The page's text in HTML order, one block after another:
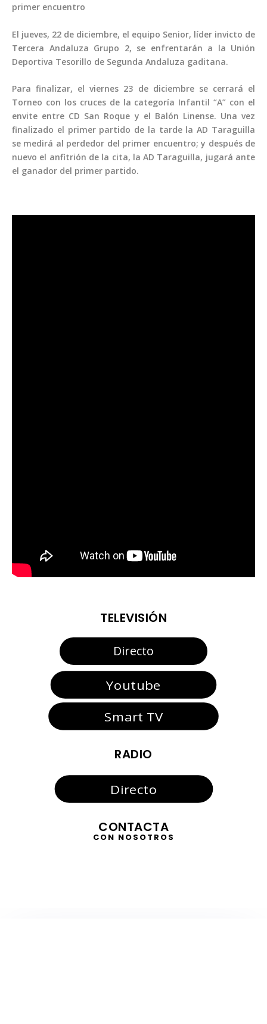
primer encuentro
El jueves, 22 de diciembre, el equipo Senior, líder invicto de
Tercera Andaluza Grupo 2, se enfrentarán a la Unión
Deportiva Tesorillo de Segunda Andaluza gaditana.
Para finalizar, el viernes 23 de diciembre se cerrará el
Torneo con los cruces de la categoría Infantil “A” con el
envite entre CD San Roque y el Balón Linense. Una vez
finalizado el primer partido de la tarde la AD Taraguilla
se medirá al perdedor del primer encuentro; y después de
nuevo el anfitrión de la cita, la AD Taraguilla, jugará ante
el ganador del primer partido.
TELEVISIÓN
Directo
Youtube
Smart TV
RADIO
Directo
CONTACTA
CON NOSOTROS